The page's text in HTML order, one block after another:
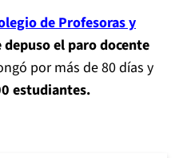
de Profesoras y
depuso el paro docente
por más de 80 días y
estudiantes.